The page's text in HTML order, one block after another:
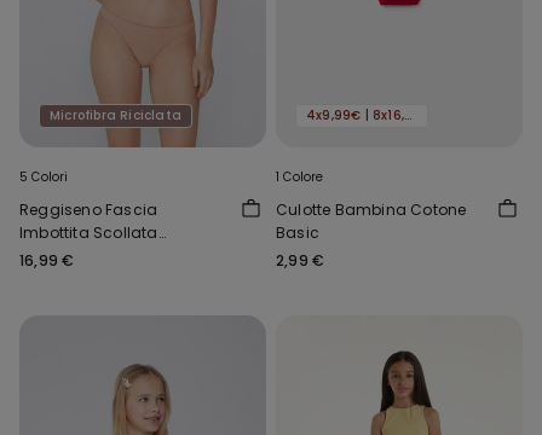
Microfibra Riciclata
5 Colori
Reggiseno Fascia
Imbottita Scollata
Microfibra Riciclata
16,99 €
4x9,99€ | 8x16,99€
1 Colore
Culotte Bambina Cotone
Basic
2,99 €